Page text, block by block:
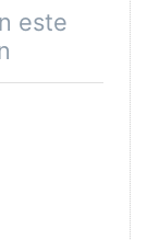
este